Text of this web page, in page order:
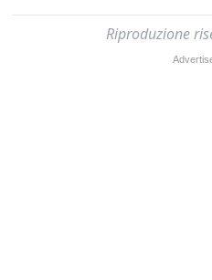
Riproduzione